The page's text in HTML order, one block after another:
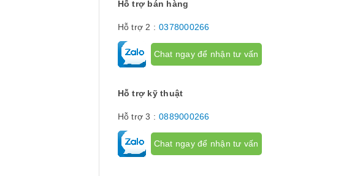
Hỗ trợ bán hàng
Hỗ trợ 2 : 0378000266
Chat ngay để nhận tư vấn
Hỗ trợ kỹ thuật
Hỗ trợ 3 : 0889000266
Chat ngay để nhận tư vấn